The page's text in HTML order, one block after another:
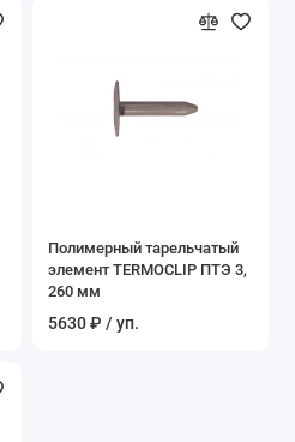
Полимерный тарельчатый
элемент TERMOCLIP ПТЭ 3,
260 мм
5630 ₽ / уп.